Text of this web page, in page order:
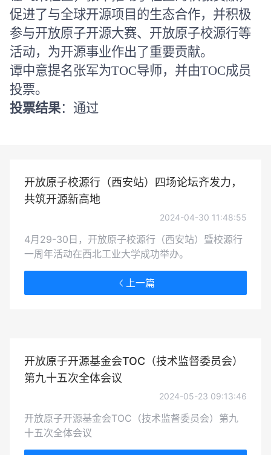
促进了与全球开源项目的生态合作，并积极
参与开放原子开源大赛、开放原子校源行等
活动，为开源事业作出了重要贡献。
谭中意提名张军为TOC导师，并由TOC成员
投票。
投票结果：通过
开放原子校源行（西安站）四场论坛齐发力，
共筑开源新高地
2024-04-30 11:48:55
4月29-30日，开放原子校源行（西安站）暨校源行
一周年活动在西北工业大学成功举办。
上一篇
开放原子开源基金会TOC（技术监督委员会）
第九十五次全体会议
2024-05-23 09:13:46
开放原子开源基金会TOC（技术监督委员会）第九
十五次全体会议